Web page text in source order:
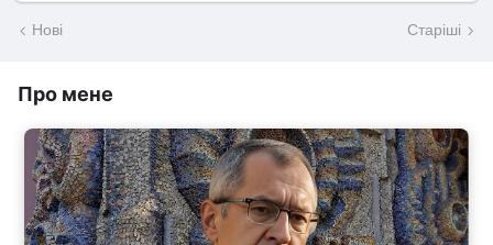
Нові Старіші
Про мене